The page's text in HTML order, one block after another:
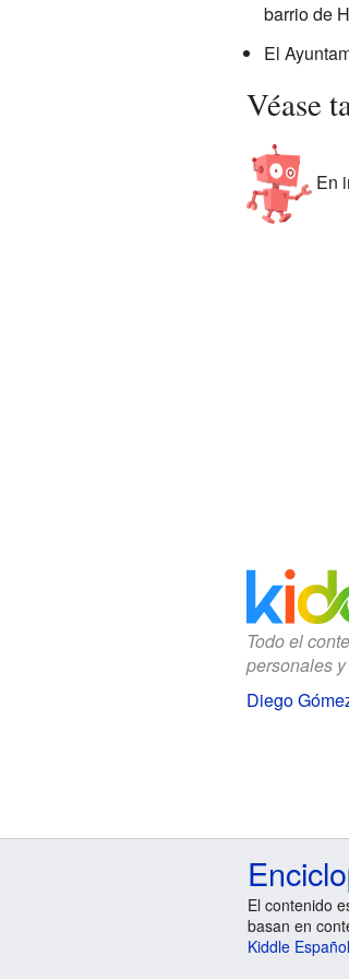
barrio de
El
Véase
En
Todo el
personales
Diego
El contenido
basan en
Kiddle Español